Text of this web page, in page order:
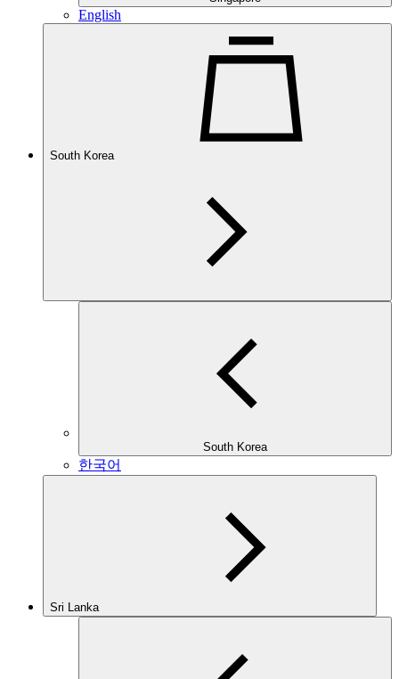
English
South Korea
South Korea
한국어
Sri Lanka